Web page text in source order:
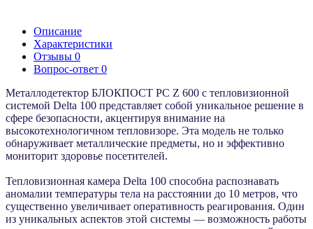
Описание
Характеристики
Отзывы 0
Вопрос-ответ 0
Металлодетектор БЛОКПОСТ PC Z 600 с тепловизионной
системой Delta 100 представляет собой уникальное решение в
сфере безопасности, акцентируя внимание на
высокотехнологичном тепловизоре. Эта модель не только
обнаруживает металлические предметы, но и эффективно
мониторит здоровье посетителей.
Тепловизионная камера Delta 100 способна распознавать
аномалии температуры тела на расстоянии до 10 метров, что
существенно увеличивает оперативность реагирования. Один
из уникальных аспектов этой системы — возможность работы